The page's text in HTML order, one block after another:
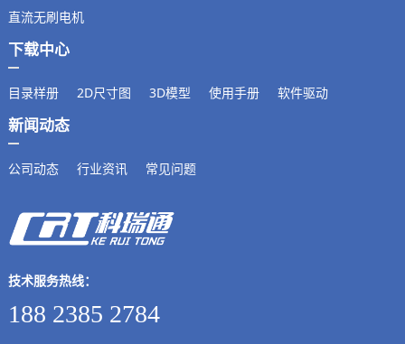
直流无刷电机
下载中心
目录样册 2D尺寸图 3D模型 使用手册 软件驱动
新闻动态
公司动态 行业资讯 常见问题
技术服务热线：
188 2385 2784